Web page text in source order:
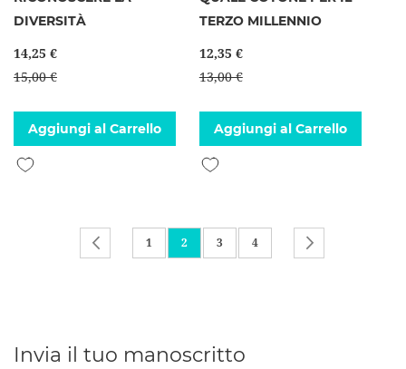
DIVERSITÀ
14,25 €
15,00 €
Aggiungi al Carrello
Aggiungi alla lista desideri
TERZO MILLENNIO
12,35 €
13,00 €
Aggiungi al Carrello
Aggiungi alla lista desideri
Pagina Pagina
Precedente
Pagina
1 Attualmente stai leggendo la pagina
2 Pagina
3 Pagina
4
Invia il tuo manoscritto